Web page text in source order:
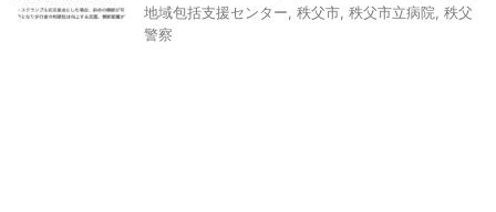
地域包括支援センター 秩父市 秩父市立病院 秩父
警察